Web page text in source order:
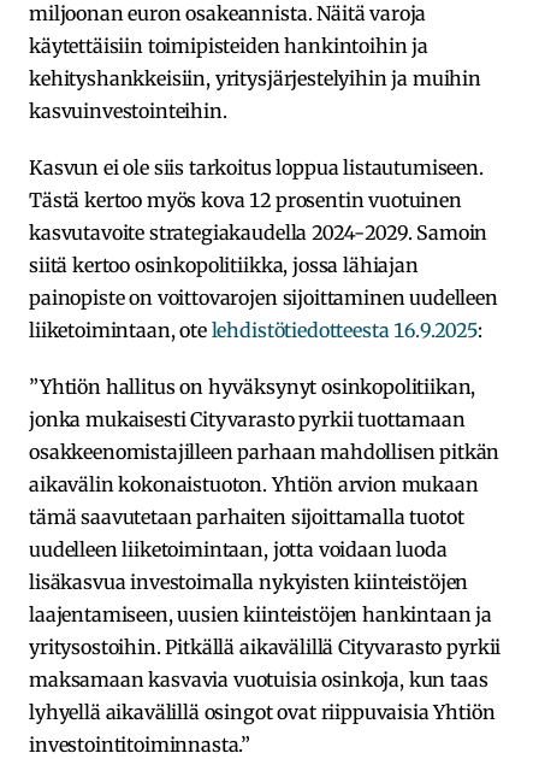
miljoonan euron osakeannista. Näitä varoja
käytettäisiin toimipisteiden hankintoihin ja
kehityshankkeisiin, yritysjärjestelyihin ja muihin
kasvuinvestointeihin.
Kasvun ei ole siis tarkoitus loppua listautumiseen.
Tästä kertoo myös kova 12 prosentin vuotuinen
kasvutavoite strategiakaudella 2024-2029. Samoin
siitä kertoo osinkopolitiikka, jossa lähiajan
painopiste on voittovarojen sijoittaminen uudelleen
liiketoimintaan, ote lehdistötiedotteesta 16.9.2025:
”Yhtiön hallitus on hyväksynyt osinkopolitiikan,
jonka mukaisesti Cityvarasto pyrkii tuottamaan
osakkeenomistajilleen parhaan mahdollisen pitkän
aikavälin kokonaistuoton. Yhtiön arvion mukaan
tämä saavutetaan parhaiten sijoittamalla tuotot
uudelleen liiketoimintaan, jotta voidaan luoda
lisäkasvua investoimalla nykyisten kiinteistöjen
laajentamiseen, uusien kiinteistöjen hankintaan ja
yritysostoihin. Pitkällä aikavälillä Cityvarasto pyrkii
maksamaan kasvavia vuotuisia osinkoja, kun taas
lyhyellä aikavälillä osingot ovat riippuvaisia Yhtiön
investointitoiminnasta.”